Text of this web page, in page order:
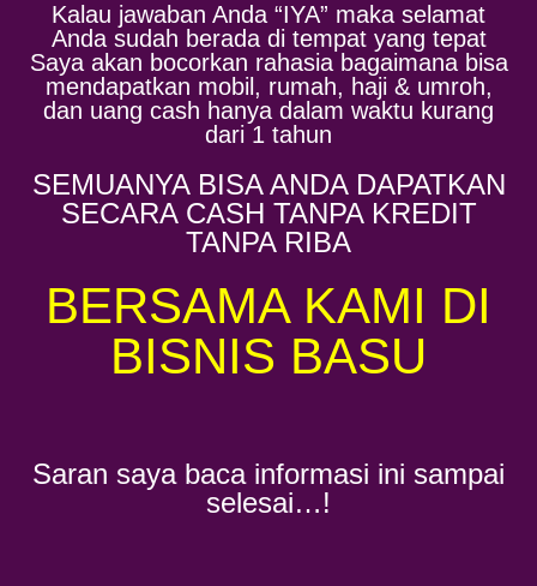
Kalau jawaban Anda “IYA” maka selamat
Anda sudah berada di tempat yang tepat
Saya akan bocorkan rahasia bagaimana bisa
mendapatkan mobil, rumah, haji & umroh,
dan uang cash hanya dalam waktu kurang
dari 1 tahun
SEMUANYA BISA ANDA DAPATKAN
SECARA CASH TANPA KREDIT
TANPA RIBA
BERSAMA KAMI DI
BISNIS BASU
Saran saya baca informasi ini sampai
selesai…!